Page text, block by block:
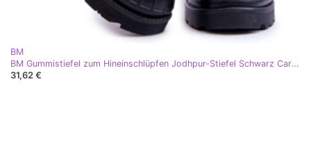
BM
BM Gummistiefel zum Hineinschlüpfen Jodhpur-Stiefel Schwarz Carme
31,62 €